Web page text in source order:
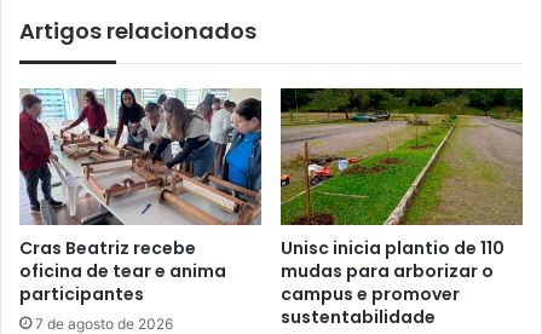
Artigos relacionados
Cras Beatriz recebe
oficina de tear e anima
participantes
7 de agosto de 2026
Unisc inicia plantio de 110
mudas para arborizar o
campus e promover
sustentabilidade